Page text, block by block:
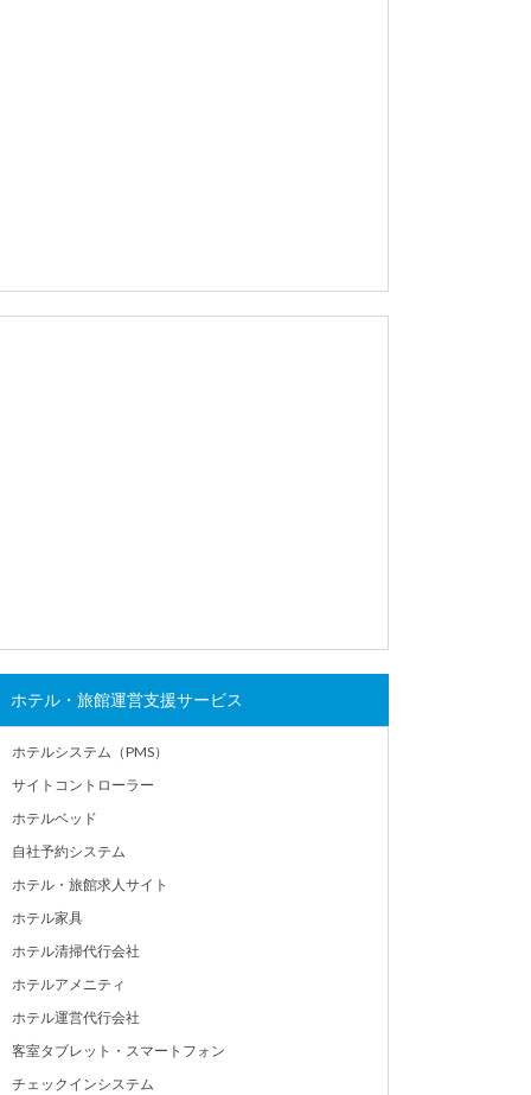
ホテル・旅館運営支援サービス
ホテルシステム（PMS）
サイトコントローラー
ホテルベッド
自社予約システム
ホテル・旅館求人サイト
ホテル家具
ホテル清掃代行会社
ホテルアメニティ
ホテル運営代行会社
客室タブレット・スマートフォン
チェックインシステム